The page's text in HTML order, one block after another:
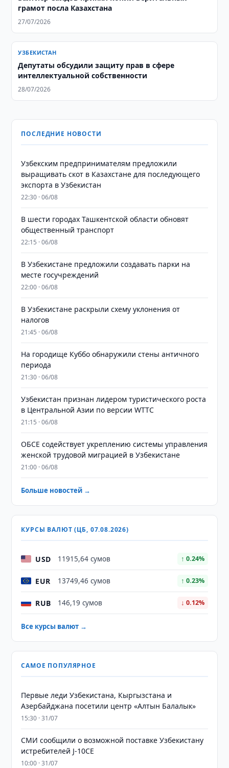
грамот посла Казахстана
27/07/2026
УЗБЕКИСТАН
Депутаты обсудили защиту прав в сфере
интеллектуальной собственности
28/07/2026
ПОСЛЕДНИЕ НОВОСТИ
Узбекским предпринимателям предложили
выращивать скот в Казахстане для последующего
экспорта в Узбекистан
22:30 · 06/08
В шести городах Ташкентской области обновят
общественный транспорт
22:15 · 06/08
В Узбекистане предложили создавать парки на
месте госучреждений
22:00 · 06/08
В Узбекистане раскрыли схему уклонения от
налогов
21:45 · 06/08
На городище Куббо обнаружили стены античного
периода
21:30 · 06/08
Узбекистан признан лидером туристического роста
в Центральной Азии по версии WTTC
21:15 · 06/08
ОБСЕ содействует укреплению системы управления
женской трудовой миграцией в Узбекистане
21:00 · 06/08
Больше новостей →
КУРСЫ ВАЛЮТ (ЦБ, 07.08.2026)
USD 11915,64 сумов ↑ 0.24%
EUR 13749,46 сумов ↑ 0.23%
RUB 146,19 сумов ↓ 0.12%
Все курсы валют →
САМОЕ ПОПУЛЯРНОЕ
Первые леди Узбекистана, Кыргызстана и
Азербайджана посетили центр «Алтын Балалык»
15:30 · 31/07
СМИ сообщили о возможной поставке Узбекистану
истребителей J-10CE
10:00 · 31/07